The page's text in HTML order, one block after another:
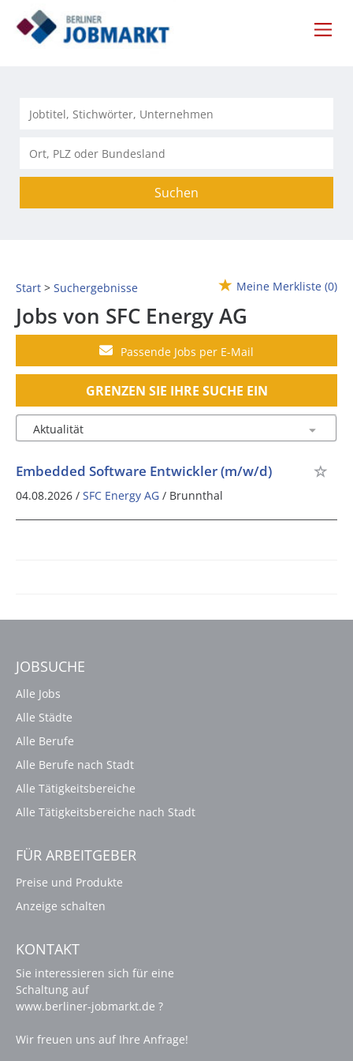
Suchen
Start Suchergebnisse Meine Merkliste (0)
Jobs von SFC Energy AG
Passende Jobs per E-Mail
GRENZEN SIE IHRE SUCHE EIN
Embedded Software Entwickler (m/w/d)
04.08.2026 / SFC Energy AG / Brunnthal
JOBSUCHE
Alle Jobs
Alle Städte
Alle Berufe
Alle Berufe nach Stadt
Alle Tätigkeitsbereiche
Alle Tätigkeitsbereiche nach Stadt
FÜR ARBEITGEBER
Preise und Produkte
Anzeige schalten
KONTAKT
Sie interessieren sich für eine
Schaltung auf
www.berliner-jobmarkt.de ?
Wir freuen uns auf Ihre Anfrage!